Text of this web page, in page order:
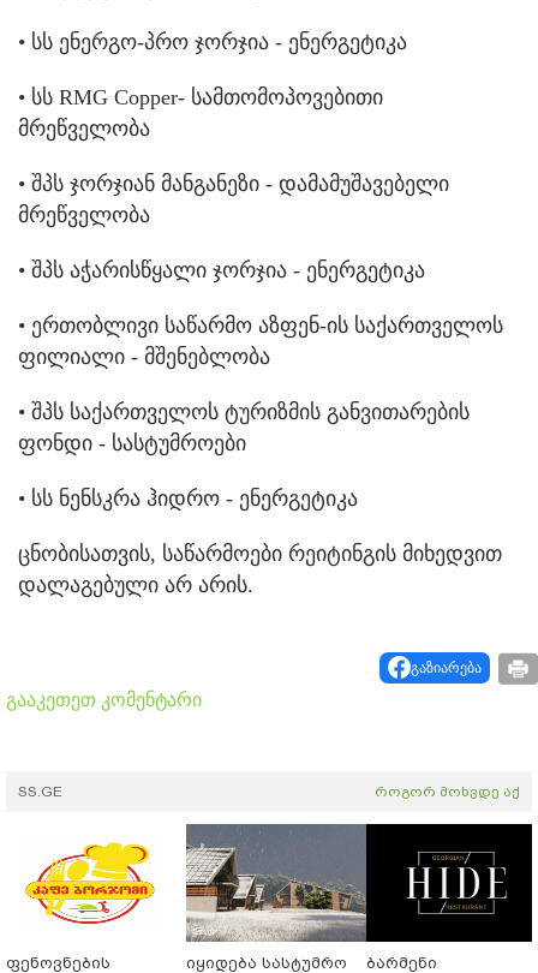
• სს ენერგო-პრო ჯორჯია - ენერგეტიკა
• სს RMG Copper- სამთომოპოვებითი
მრეწველობა
• შპს ჯორჯიან მანგანეზი - დამამუშავებელი
მრეწველობა
• შპს აჭარისწყალი ჯორჯია - ენერგეტიკა
• ერთობლივი საწარმო აზფენ-ის საქართველოს
ფილიალი - მშენებლობა
• შპს საქართველოს ტურიზმის განვითარების
ფონდი - სასტუმროები
• სს ნენსკრა ჰიდრო - ენერგეტიკა
ცნობისათვის, საწარმოები რეიტინგის მიხედვით
დალაგებული არ არის.
გაზიარება
გააკეთეთ კომენტარი
SS.GE როგორ მოხვდე აქ
ფენოვნების
იყიდება სასტუმრო
ბარმენი